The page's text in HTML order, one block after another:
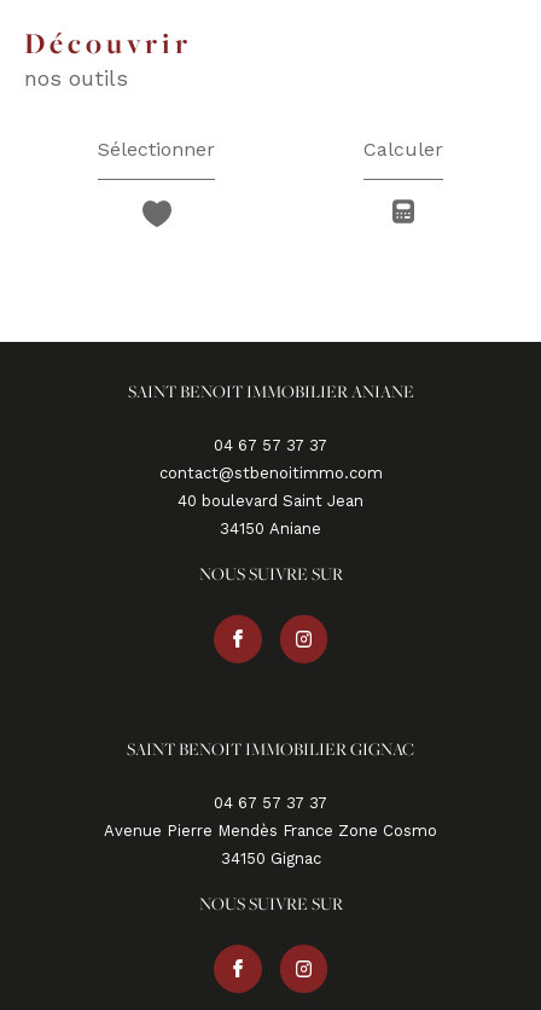
découvrir
nos outils
Sélectionner Calculer
SAINT BENOIT IMMOBILIER ANIANE
04 67 57 37 37
contact@stbenoitimmo.com
40 boulevard Saint Jean
34150
aniane
NOUS SUIVRE SUR
SAINT BENOIT IMMOBILIER GIGNAC
04 67 57 37 37
Avenue Pierre Mendès France Zone Cosmo
34150
gignac
NOUS SUIVRE SUR